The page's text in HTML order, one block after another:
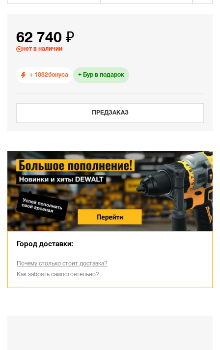
62 740 ₽
нет в наличии
+ 1882бонуса Бур в подарок
ПРЕДЗАКАЗ
Город доставки:
Почему столько стоит доставка?
Как забрать самостоятельно?